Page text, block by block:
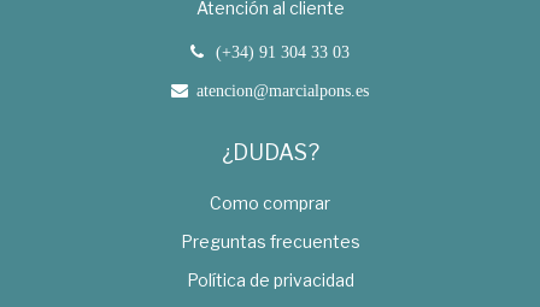
Atención al cliente
(+34) 91 304 33 03
atencion@marcialpons.es
¿DUDAS?
Como comprar
Preguntas frecuentes
Política de privacidad